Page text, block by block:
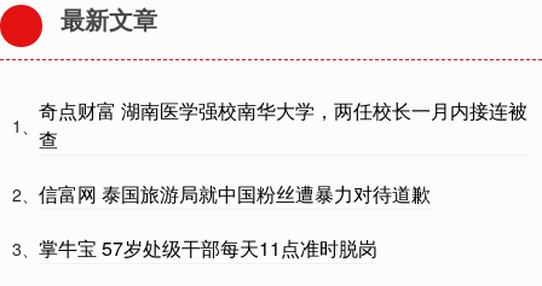
最新文章
1、
奇点财富 湖南医学强校南华大学，两任校长一月内接连被
查
2、 信富网 泰国旅游局就中国粉丝遭暴力对待道歉
3、 掌牛宝 57岁处级干部每天11点准时脱岗